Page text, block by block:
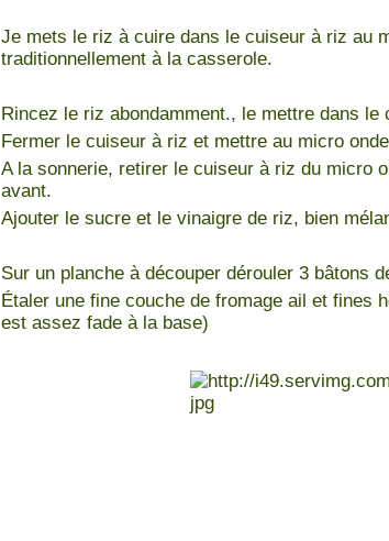
Je mets le riz à cuire dans le cuiseur à riz au
traditionnellement à la casserole.
Rincez le riz abondamment., le mettre dans
Fermer le cuiseur à riz et mettre au micro
A la sonnerie, retirer le cuiseur à riz du micro
avant.
Ajouter le sucre et le vinaigre de riz, bien
Sur un planche à découper dérouler 3 bâtons
Étaler une fine couche de fromage ail et fines
est assez fade à la base)